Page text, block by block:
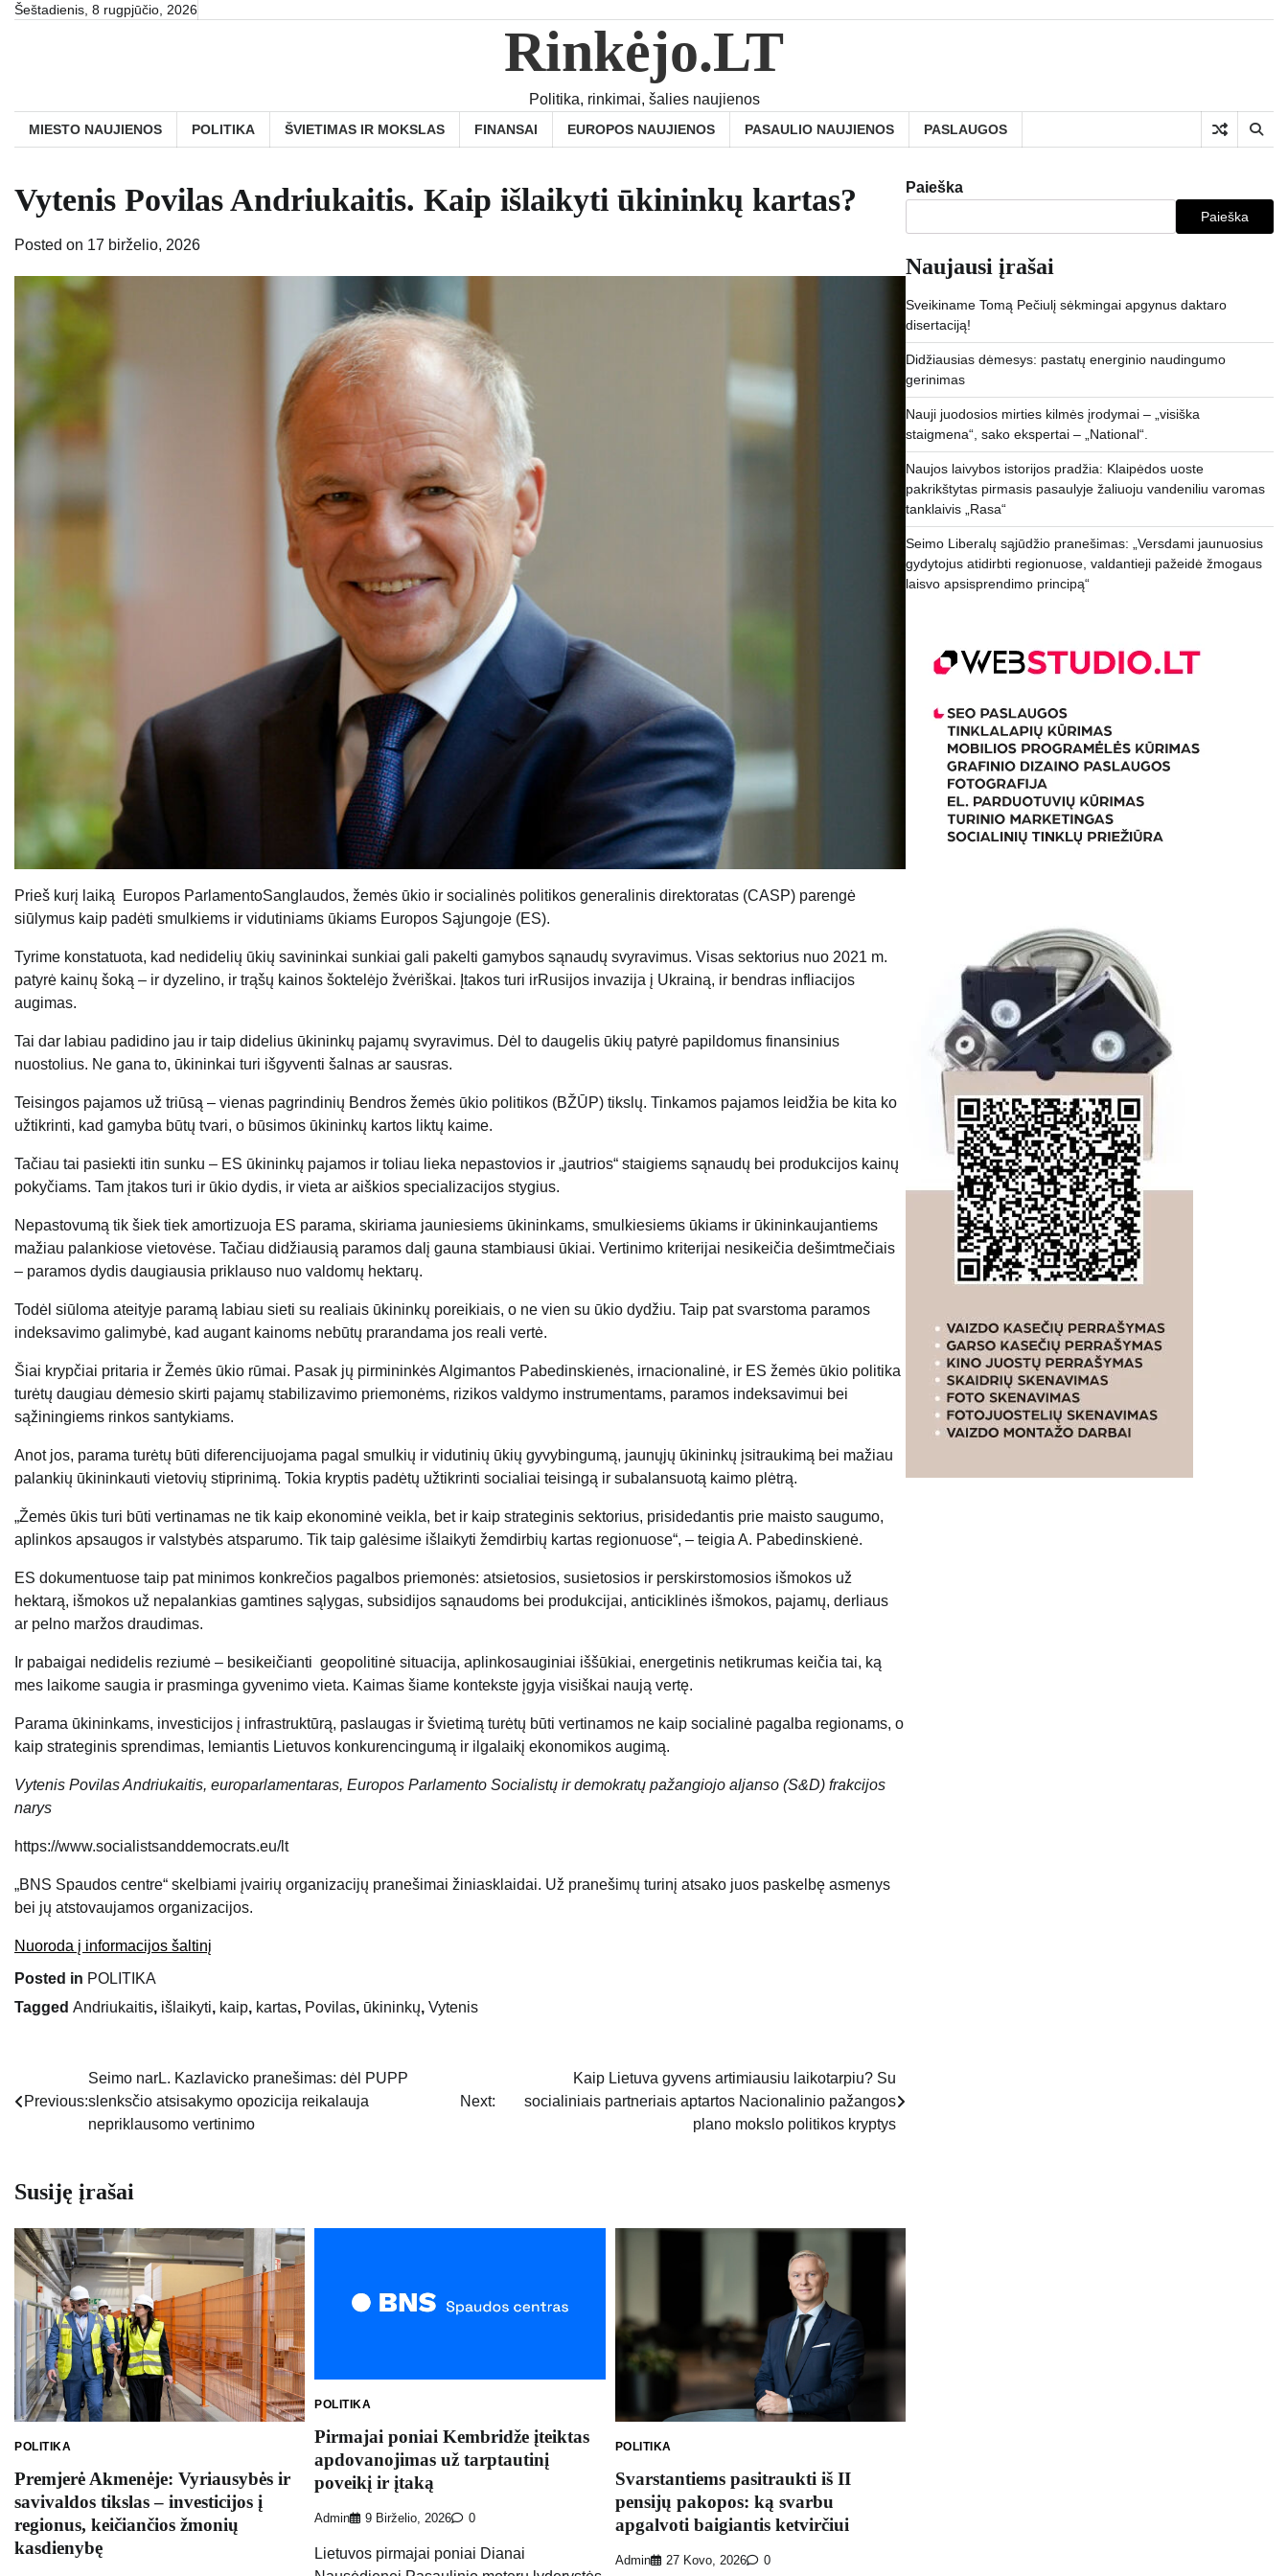
SkipŠeštadienis, 8 rugpjūčio, 2026
Rinkėjo.LT
Politika, rinkimai, šalies naujienos
MIESTO NAUJIENOS POLITIKA ŠVIETIMAS IR MOKSLAS FINANSAI EUROPOS NAUJIENOS PASAULIO NAUJIENOS PASLAUGOS
Vytenis Povilas Andriukaitis. Kaip išlaikyti ūkininkų kartas?
Posted on 17 birželio, 2026
Prieš kurį laiką Europos ParlamentoSanglaudos, žemės ūkio ir socialinės politikos generalinis direktoratas (CASP) parengė
siūlymus kaip padėti smulkiems ir vidutiniams ūkiams Europos Sąjungoje (ES).
Tyrime konstatuota, kad nedidelių ūkių savininkai sunkiai gali pakelti gamybos sąnaudų svyravimus. Visas sektorius nuo 2021 m.
patyrė kainų šoką – ir dyzelino, ir trąšų kainos šoktelėjo žvėriškai. Įtakos turi irRusijos invazija į Ukrainą, ir bendras infliacijos
augimas.
Tai dar labiau padidino jau ir taip didelius ūkininkų pajamų svyravimus. Dėl to daugelis ūkių patyrė papildomus finansinius
nuostolius. Ne gana to, ūkininkai turi išgyventi šalnas ar sausras.
Teisingos pajamos už triūsą – vienas pagrindinių Bendros žemės ūkio politikos (BŽŪP) tikslų. Tinkamos pajamos leidžia be kita ko
užtikrinti, kad gamyba būtų tvari, o būsimos ūkininkų kartos liktų kaime.
Tačiau tai pasiekti itin sunku – ES ūkininkų pajamos ir toliau lieka nepastovios ir „jautrios“ staigiems sąnaudų bei produkcijos kainų
pokyčiams. Tam įtakos turi ir ūkio dydis, ir vieta ar aiškios specializacijos stygius.
Nepastovumą tik šiek tiek amortizuoja ES parama, skiriama jauniesiems ūkininkams, smulkiesiems ūkiams ir ūkininkaujantiems
mažiau palankiose vietovėse. Tačiau didžiausią paramos dalį gauna stambiausi ūkiai. Vertinimo kriterijai nesikeičia dešimtmečiais
– paramos dydis daugiausia priklauso nuo valdomų hektarų.
Todėl siūloma ateityje paramą labiau sieti su realiais ūkininkų poreikiais, o ne vien su ūkio dydžiu. Taip pat svarstoma paramos
indeksavimo galimybė, kad augant kainoms nebūtų prarandama jos reali vertė.
Šiai krypčiai pritaria ir Žemės ūkio rūmai. Pasak jų pirmininkėsAlgimantos Pabedinskienės, irnacionalinė, ir ES žemės ūkio politika
turėtų daugiau dėmesio skirti pajamų stabilizavimo priemonėms, rizikos valdymo instrumentams, paramos indeksavimui bei
sąžiningiems rinkos santykiams.
Anot jos, parama turėtų būti diferencijuojama pagal smulkių ir vidutinių ūkių gyvybingumą, jaunųjų ūkininkų įsitraukimą bei mažiau
palankių ūkininkauti vietovių stiprinimą. Tokia kryptis padėtų užtikrinti socialiai teisingą ir subalansuotą kaimo plėtrą.
„Žemės ūkis turi būti vertinamas ne tik kaip ekonominė veikla, bet ir kaip strateginis sektorius, prisidedantis prie maisto saugumo,
aplinkos apsaugos ir valstybės atsparumo. Tik taip galėsime išlaikyti žemdirbių kartas regionuose“, – teigia A. Pabedinskienė.
ES dokumentuose taip pat minimos konkrečios pagalbos priemonės: atsietosios, susietosios ir perskirstomosios išmokos už
hektarą, išmokos už nepalankias gamtines sąlygas, subsidijos sąnaudoms bei produkcijai, anticiklinės išmokos, pajamų, derliaus
ar pelno maržos draudimas.
Ir pabaigai nedidelis reziumė – besikeičianti geopolitinė situacija, aplinkosauginiai iššūkiai, energetinis netikrumas keičia tai, ką
mes laikome saugia ir prasminga gyvenimo vieta. Kaimas šiame kontekste įgyja visiškai naują vertę.
Parama ūkininkams, investicijos į infrastruktūrą, paslaugas ir švietimą turėtų būti vertinamos ne kaip socialinė pagalba regionams, o
kaip strateginis sprendimas, lemiantis Lietuvos konkurencingumą ir ilgalaikį ekonomikos augimą.
Vytenis Povilas Andriukaitis, europarlamentaras, Europos Parlamento Socialistų ir demokratų pažangiojo aljanso (S&D) frakcijos
narys
https://www.socialistsanddemocrats.eu/lt
„BNS Spaudos centre“ skelbiami įvairių organizacijų pranešimai žiniasklaidai. Už pranešimų turinį atsako juos paskelbę asmenys
bei jų atstovaujamos organizacijos.
Nuoroda į informacijos šaltinį
Posted in POLITIKA
Tagged Andriukaitis, išlaikyti, kaip, kartas, Povilas, ūkininkų, Vytenis
Navigacija
Previous:
Seimo narL. Kazlavicko pranešimas: dėl PUPP
slenksčio atsisakymo opozicija reikalauja
nepriklausomo vertinimo
Next:
Kaip Lietuva gyvens artimiausiu laikotarpiu? Su
socialiniais partneriais aptartos Nacionalinio pažangos
plano mokslo politikos kryptys
Susiję įrašai
POLITIKA
Premjerė Akmenėje: Vyriausybės ir
savivaldos tikslas – investicijos į
regionus, keičiančios žmonių
kasdienybę
POLITIKA
Pirmajai poniai Kembridže įteiktas
apdovanojimas už tarptautinį
poveikį ir įtaką
Admin 9 Birželio, 2026 0
Lietuvos pirmajai poniai Dianai
POLITIKA
Svarstantiems pasitraukti iš II
pensijų pakopos: ką svarbu
apgalvoti baigiantis ketvirčiui
Admin 27 Kovo, 2026 0
Paieška
Paieška
Naujausi įrašai
Sveikiname Tomą Pečiulį sėkmingai apgynus daktaro
disertaciją!
Didžiausias dėmesys: pastatų energinio naudingumo
gerinimas
Nauji juodosios mirties kilmės įrodymai – „visiška
staigmena“, sako ekspertai – „National“.
Naujos laivybos istorijos pradžia: Klaipėdos uoste
pakrikštytas pirmasis pasaulyje žaliuoju vandeniliu varomas
tanklaivis „Rasa“
Seimo Liberalų sąjūdžio pranešimas: „Versdami jaunuosius
gydytojus atidirbti regionuose, valdantieji pažeidė žmogaus
laisvo apsisprendimo principą“